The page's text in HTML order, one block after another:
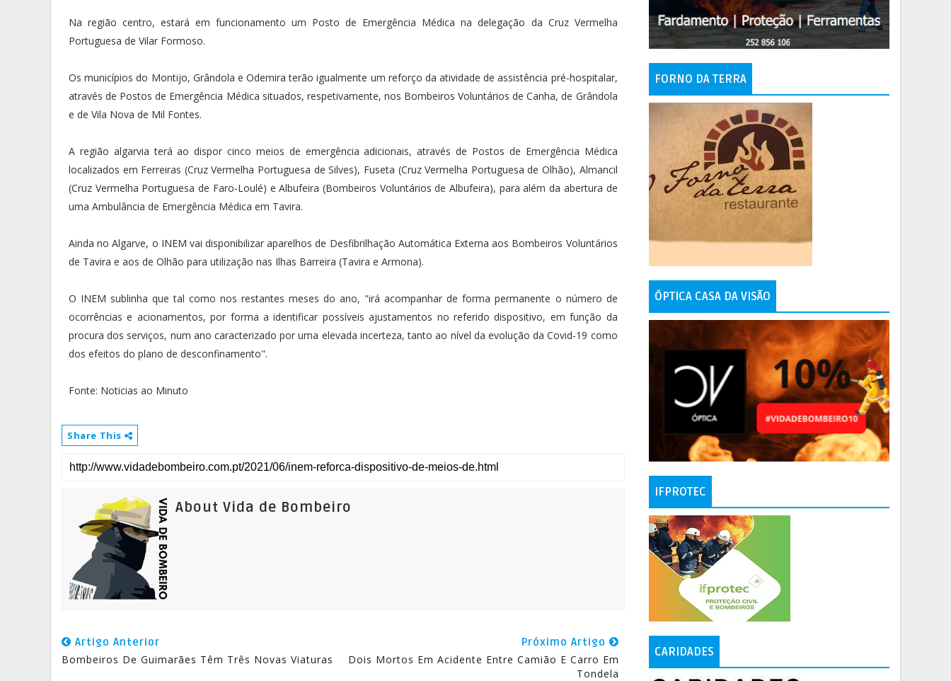
Na região centro, estará em funcionamento um Posto de Emergência Médica na delegação da Cruz Vermelha
Portuguesa de Vilar Formoso.
Os municípios do Montijo, Grândola e Odemira terão igualmente um reforço da atividade de assistência pré-hospitalar,
através de Postos de Emergência Médica situados, respetivamente, nos Bombeiros Voluntários de Canha, de Grândola
e de Vila Nova de Mil Fontes.
A região algarvia terá ao dispor cinco meios de emergência adicionais, através de Postos de Emergência Médica
localizados em Ferreiras (Cruz Vermelha Portuguesa de Silves), Fuseta (Cruz Vermelha Portuguesa de Olhão), Almancil
(Cruz Vermelha Portuguesa de Faro-Loulé) e Albufeira (Bombeiros Voluntários de Albufeira), para além da abertura de
uma Ambulância de Emergência Médica em Tavira.
Ainda no Algarve, o INEM vai disponibilizar aparelhos de Desfibrilhação Automática Externa aos Bombeiros Voluntários
de Tavira e aos de Olhão para utilização nas Ilhas Barreira (Tavira e Armona).
O INEM sublinha que tal como nos restantes meses do ano, "irá acompanhar de forma permanente o número de
ocorrências e acionamentos, por forma a identificar possíveis ajustamentos no referido dispositivo, em função da
procura dos serviços, num ano caracterizado por uma elevada incerteza, tanto ao nível da evolução da Covid-19 como
dos efeitos do plano de desconfinamento".
Fonte: Noticias ao Minuto
Share This
About Vida de Bombeiro
Artigo Anterior
Bombeiros De Guimarães Têm Três Novas Viaturas
Próximo Artigo
Dois Mortos Em Acidente Entre Camião E Carro Em
Tondela
FORNO DA TERRA
ÓPTICA CASA DA VISÃO
IFPROTEC
CARIDADES